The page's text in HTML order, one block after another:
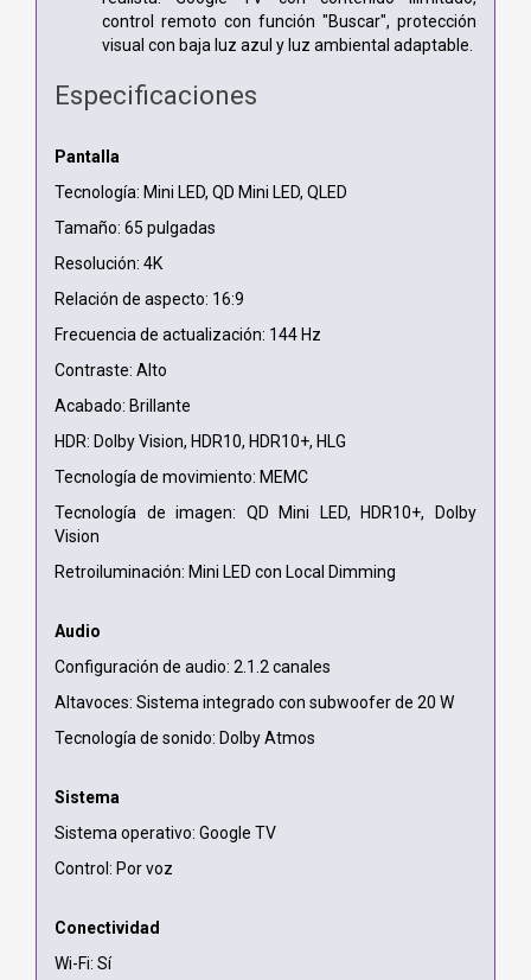
control remoto con función "Buscar", protección
visual con baja luz azul y luz ambiental adaptable.
Especificaciones
Pantalla
Tecnología: Mini LED, QD Mini LED, QLED
Tamaño: 65 pulgadas
Resolución: 4K
Relación de aspecto: 16:9
Frecuencia de actualización: 144 Hz
Contraste: Alto
Acabado: Brillante
HDR: Dolby Vision, HDR10, HDR10+, HLG
Tecnología de movimiento: MEMC
Tecnología de imagen: QD Mini LED, HDR10+, Dolby
Vision
Retroiluminación: Mini LED con Local Dimming
Audio
Configuración de audio: 2.1.2 canales
Altavoces: Sistema integrado con subwoofer de 20 W
Tecnología de sonido: Dolby Atmos
Sistema
Sistema operativo: Google TV
Control: Por voz
Conectividad
Wi-Fi: Sí